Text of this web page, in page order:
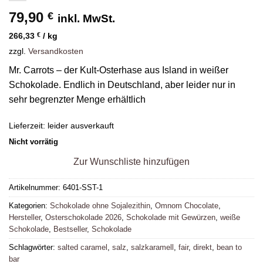
79,90 € inkl. MwSt.
266,33 € / kg
zzgl. Versandkosten
Mr. Carrots – der Kult-Osterhase aus Island in weißer
Schokolade. Endlich in Deutschland, aber leider nur in
sehr begrenzter Menge erhältlich
Lieferzeit: leider ausverkauft
Nicht vorrätig
Zur Wunschliste hinzufügen
Artikelnummer: 6401-SST-1
Kategorien: Schokolade ohne Sojalezithin Omnom Chocolate
Hersteller, Osterschokolade 2026 Schokolade mit Gewürzen weiße
Schokolade Bestseller, Schokolade
Schlagwörter: salted caramel salz salzkaramell fair, direkt bean to
bar